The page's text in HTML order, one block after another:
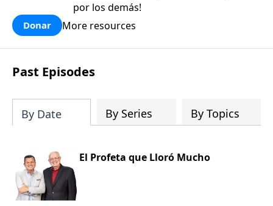
por los demás!
Donar More resources
Past Episodes
By Date By Series By Topics
El Profeta que Lloró Mucho